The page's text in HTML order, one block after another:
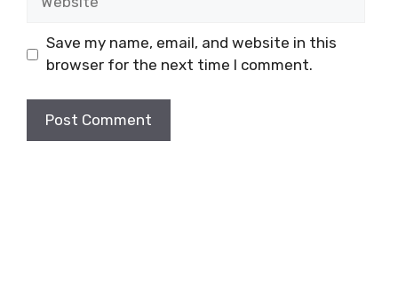
Save my name, email, and website in this
browser for the next time I comment.